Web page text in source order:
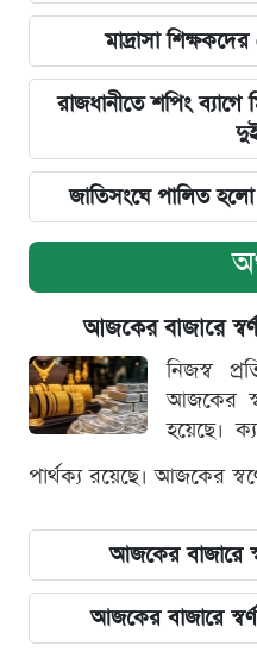
মাদ্রাসা
রাজধানীতে শপিং
জাতিসংঘে পালিত
আজকের বাজারে
নিজস্ব
আজকের
হয়েছে।
পার্থক্য রয়েছে। আজকের
আজকের বাজারে
আজকের বাজারে